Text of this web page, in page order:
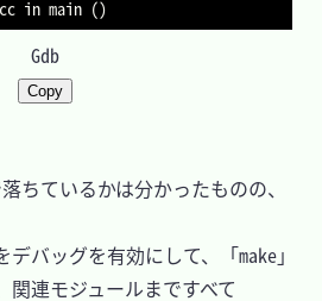
Gdb
Copy
ちているかは分かったものの、
バッグを有効にして、「make」
関連モジュールまですべて